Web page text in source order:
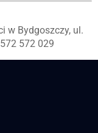
w Bydgoszczy, ul.
572 029